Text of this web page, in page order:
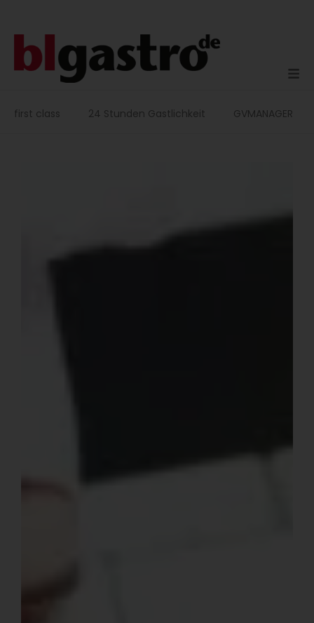
first class 24 Stunden Gastlichkeit GVMANAGER